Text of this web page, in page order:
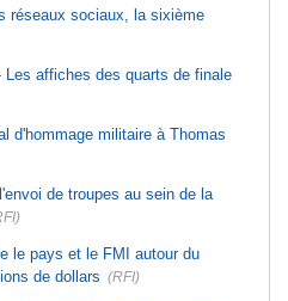
Maroc:Au-délà du communiqué -
de Sebta
Tunisie: Basket - Eliminatoires
réseaux sociaux, la sixième
Les affiches des quarts de finale
d'hommage militaire à Thomas
de troupes au sein de la
le pays et le FMI autour du
de dollars (RFI)